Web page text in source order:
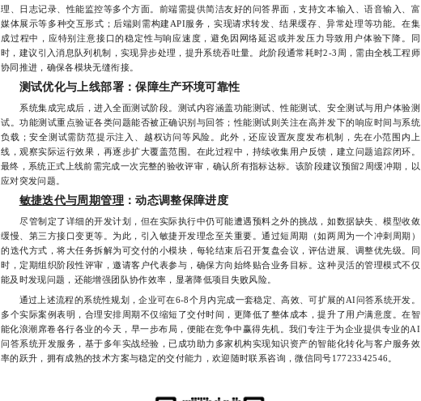
理、日志记录、性能监控等多个方面。前端需提供简洁友好的问答界面，支持文本输入、语音输入、富
媒体展示等多种交互形式；后端则需构建API服务，实现请求转发、结果缓存、异常处理等功能。在集
成过程中，应特别注意接口的稳定性与响应速度，避免因网络延迟或并发压力导致用户体验下降。同
时，建议引入消息队列机制，实现异步处理，提升系统吞吐量。此阶段通常耗时2-3周，需由全栈工程师
协同推进，确保各模块无缝衔接。
测试优化与上线部署：保障生产环境可靠性
系统集成完成后，进入全面测试阶段。测试内容涵盖功能测试、性能测试、安全测试与用户体验测
试。功能测试重点验证各类问题能否被正确识别与回答；性能测试则关注在高并发下的响应时间与系统
负载；安全测试需防范提示注入、越权访问等风险。此外，还应设置灰度发布机制，先在小范围内上
线，观察实际运行效果，再逐步扩大覆盖范围。在此过程中，持续收集用户反馈，建立问题追踪闭环。
最终，系统正式上线前需完成一次完整的验收评审，确认所有指标达标。该阶段建议预留2周缓冲期，以
应对突发问题。
敏捷迭代与周期管理：动态调整保障进度
尽管制定了详细的开发计划，但在实际执行中仍可能遭遇预料之外的挑战，如数据缺失、模型收敛
缓慢、第三方接口变更等。为此，引入敏捷开发理念至关重要。通过短周期（如两周为一个冲刺周期）
的迭代方式，将大任务拆解为可交付的小模块，每轮结束后召开复盘会议，评估进展、调整优先级。同
时，定期组织阶段性评审，邀请客户代表参与，确保方向始终贴合业务目标。这种灵活的管理模式不仅
能及时发现问题，还能增强团队协作效率，显著降低项目失败风险。
通过上述流程的系统性规划，企业可在6-8个月内完成一套稳定、高效、可扩展的AI问答系统开发。
多个实际案例表明，合理安排周期不仅缩短了交付时间，更降低了整体成本，提升了用户满意度。在智
能化浪潮席卷各行各业的今天，早一步布局，便能在竞争中赢得先机。我们专注于为企业提供专业的AI
问答系统开发服务，基于多年实战经验，已成功助力多家机构实现知识资产的智能化转化与客户服务效
率的跃升，拥有成熟的技术方案与稳定的交付能力，欢迎随时联系咨询，微信同号17723342546。